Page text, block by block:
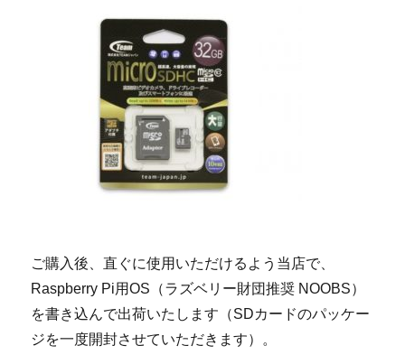
ご購入後、直ぐに使用いただけるよう当店で、
Raspberry Pi用OS（ラズベリー財団推奨 NOOBS）
を書き込んで出荷いたします（SDカードのパッケー
ジを一度開封させていただきます）。